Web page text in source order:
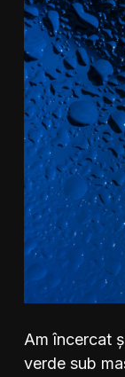
Am încercat
verde sub